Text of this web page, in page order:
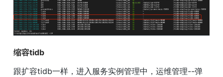
缩容tidb
跟扩容tidb一样，进入服务实例管理中，运维管理--弹